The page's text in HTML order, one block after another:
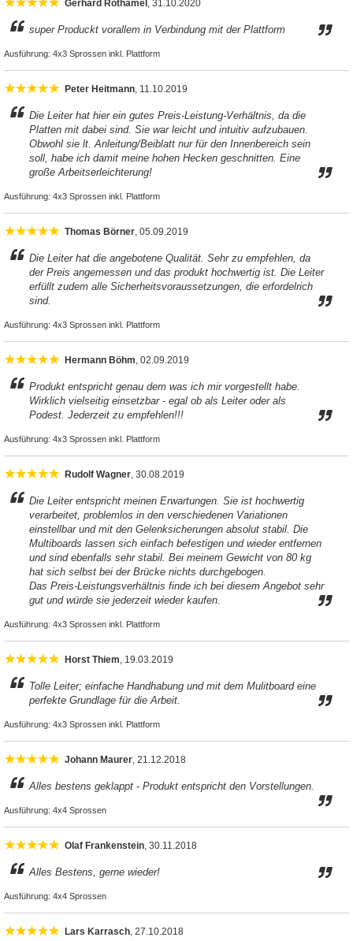
Gerhard Rothamel , 31.10.2020
super Produckt vorallem in Verbindung mit der Plattform
Ausführung: 4x3 Sprossen inkl. Plattform
Peter Heitmann, 11.10.2019
Die Leiter hat hier ein gutes Preis-Leistung-Verhältnis, da die
Platten mit dabei sind. Sie war leicht und intuitiv aufzubauen.
Obwohl sie lt. Anleitung/Beiblatt nur für den Innenbereich sein
soll, habe ich damit meine hohen Hecken geschnitten. Eine
große Arbeitserleichterung!
Ausführung: 4x3 Sprossen inkl. Plattform
Thomas Börner, 05.09.2019
Die Leiter hat die angebotene Qualität. Sehr zu empfehlen, da
der Preis angemessen und das produkt hochwertig ist. Die Leiter
erfüllt zudem alle Sicherheitsvoraussetzungen, die erfordelrich
sind.
Ausführung: 4x3 Sprossen inkl. Plattform
Hermann Böhm, 02.09.2019
Produkt entspricht genau dem was ich mir vorgestellt habe.
Wirklich vielseitig einsetzbar - egal ob als Leiter oder als
Podest. Jederzeit zu empfehlen!!!
Ausführung: 4x3 Sprossen inkl. Plattform
Rudolf Wagner, 30.08.2019
Die Leiter entspricht meinen Erwartungen. Sie ist hochwertig
verarbeitet, problemlos in den verschiedenen Variationen
einstellbar und mit den Gelenksicherungen absolut stabil. Die
Multiboards lassen sich einfach befestigen und wieder entfernen
und sind ebenfalls sehr stabil. Bei meinem Gewicht von 80 kg
hat sich selbst bei der Brücke nichts durchgebogen.
Das Preis-Leistungsverhältnis finde ich bei diesem Angebot sehr
gut und würde sie jederzeit wieder kaufen.
Ausführung: 4x3 Sprossen inkl. Plattform
Horst Thiem, 19.03.2019
Tolle Leiter; einfache Handhabung und mit dem Mulitboard eine
perfekte Grundlage für die Arbeit.
Ausführung: 4x3 Sprossen inkl. Plattform
Johann Maurer, 21.12.2018
Alles bestens geklappt - Produkt entspricht den Vorstellungen.
Ausführung: 4x4 Sprossen
Olaf Frankenstein, 30.11.2018
Alles Bestens, gerne wieder!
Ausführung: 4x4 Sprossen
Lars Karrasch, 27.10.2018